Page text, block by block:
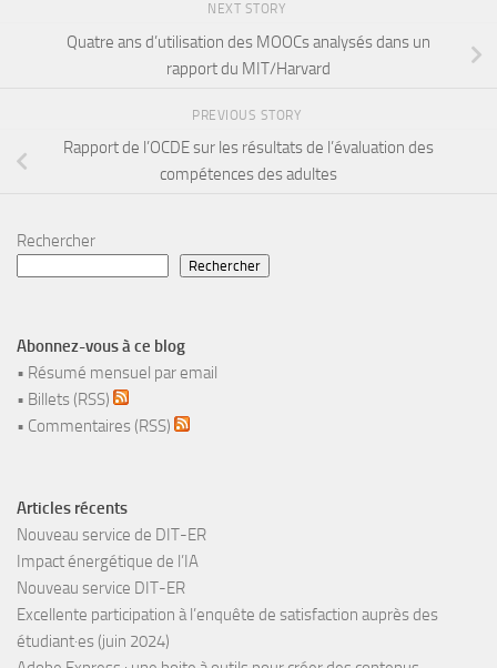
NEXT STORY
Quatre ans d’utilisation des MOOCs analysés dans un
rapport du MIT/Harvard
PREVIOUS STORY
Rapport de l’OCDE sur les résultats de l’évaluation des
compétences des adultes
Rechercher
Rechercher
Abonnez-vous à ce blog
• Résumé mensuel par email
• Billets (RSS)
• Commentaires (RSS)
Articles récents
Nouveau service de DIT-ER
Impact énergétique de l’IA
Nouveau service DIT-ER
Excellente participation à l’enquête de satisfaction auprès des
étudiant·es (juin 2024)